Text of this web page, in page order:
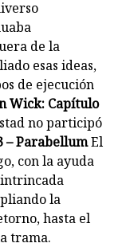
de la
esas ideas,
de ejecución
Wick: Capítulo
no participó
– ParabellumEl
con la ayuda
la
hasta el
trama.